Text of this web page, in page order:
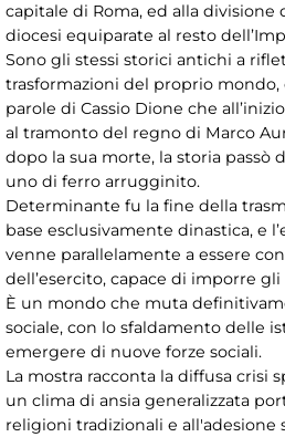
capitale di Roma, ed alla
diocesi equiparate al resto
Sono gli stessi storici antichi a
trasformazioni del proprio
parole di Cassio Dione che
al tramonto del regno di Marco
dopo la sua morte, la storia passò
uno di ferro arrugginito.
Determinante fu la fine della
base esclusivamente dinastica, e
venne parallelamente a essere
dell’esercito, capace di imporre
È un mondo che muta
sociale, con lo sfaldamento delle
emergere di nuove forze sociali.
La mostra racconta la diffusa crisi
un clima di ansia generalizzata
religioni tradizionali e all'adesione